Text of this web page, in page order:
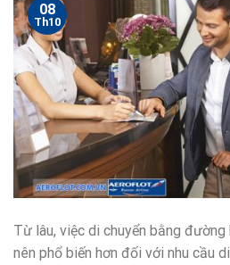
08
Th10
Từ lâu, việc di chuyển bằng
nên phổ biến hơn đối với nhu cầu